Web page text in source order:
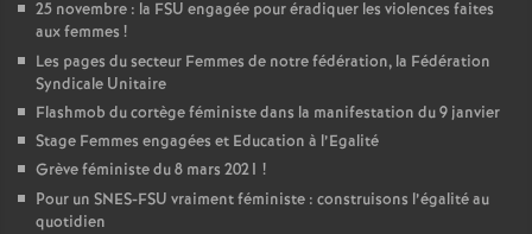
25 novembre : la FSU engagée pour éradiquer les violences faites
aux femmes !
Les pages du secteur Femmes de notre fédération, la Fédération
Syndicale Unitaire
Flashmob du cortège féministe dans la manifestation du 9 janvier
Stage Femmes engagées et Education à l’Egalité
Grève féministe du 8 mars 2021 !
Pour un SNES-FSU vraiment féministe : construisons l’égalité au
quotidien